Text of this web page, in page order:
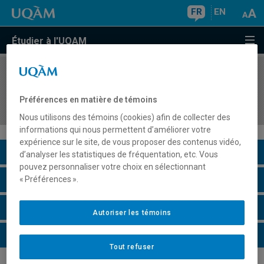
FR EN
Étudier à l'UQAM
COURS//
personne II
Description du cours
Horaire - Été 2026
Horaire - Automne 2026
Horaire - Hiver 2027
Préférences en matière de témoins
Nous utilisons des témoins (cookies) afin de collecter des
informations qui nous permettent d’améliorer votre
expérience sur le site, de vous proposer des contenus vidéo,
d’analyser les statistiques de fréquentation, etc. Vous
pouvez personnaliser votre choix en sélectionnant
« Préférences ».
Tout refuser
Autoriser les témoins